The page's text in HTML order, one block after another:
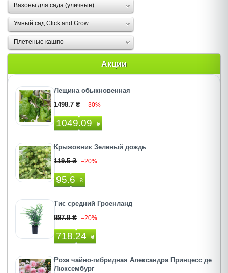
Вазоны для сада (уличные)
Умный сад Click and Grow
Плетеные кашпо
Акции
Лещина обыкновенная
1498.7 ₴ –30%
1049.09 ₴
Крыжовник Зеленый дождь
119.5 ₴ –20%
95.6 ₴
Тис средний Гроенланд
897.8 ₴ –20%
718.24 ₴
Роза чайно-гибридная Александра Принцесс де
Люксембург